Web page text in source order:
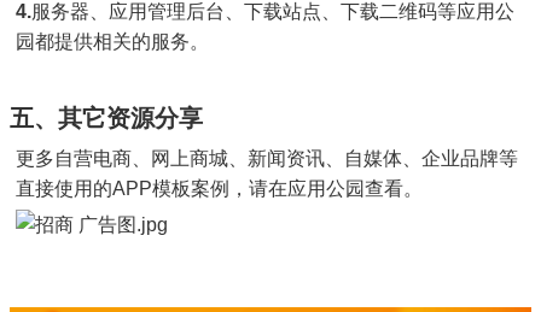
4.服务器、应用管理后台、下载站点、下载二维码等应用公
园都提供相关的服务。
五、其它资源分享
更多自营电商、网上商城、新闻资讯、自媒体、企业品牌等
直接使用的APP模板案例，请在应用公园查看。